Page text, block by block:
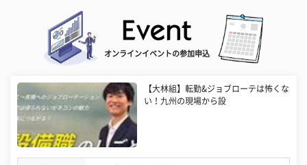
オンラインイベントの参加申込
【大林組】転勤&ジョブローテは怖くな
い！九州の現場から設